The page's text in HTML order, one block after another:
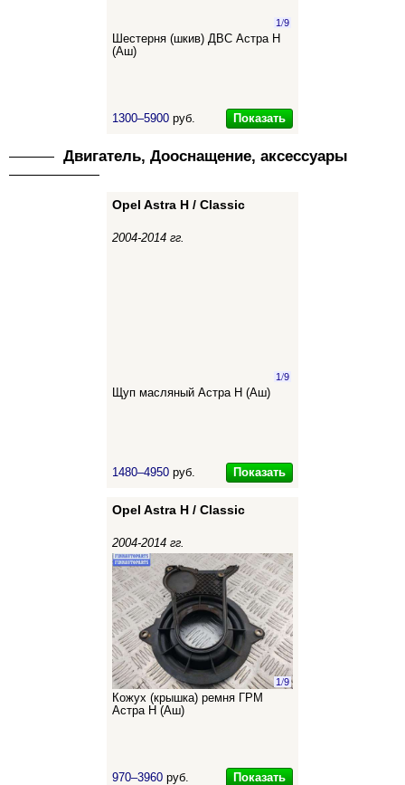
1/9
Шестерня (шкив) ДВС Астра Н
(Аш)
1300–5900 руб. Показать
Двигатель, Дооснащение, аксессуары
Opel Astra H / Classic
2004-2014 гг.
1/9
Щуп масляный Астра Н (Аш)
1480–4950 руб. Показать
Opel Astra H / Classic
2004-2014 гг.
1/9
Кожух (крышка) ремня ГРМ
Астра Н (Аш)
970–3960 руб. Показать